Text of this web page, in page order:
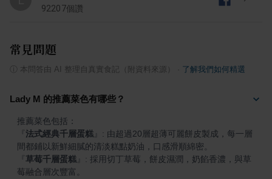
92207個讚
常見問題
本問答由 AI 整理自真實食記（附資料來源） 了解我們如何精選
Lady M 的推薦菜色有哪些？
法式經典千層蛋糕
: 由超過20層超薄可麗餅皮製成，每一層
草莓千層蛋糕
: 採用切丁草莓，餅皮濕潤，奶餡香濃，與草